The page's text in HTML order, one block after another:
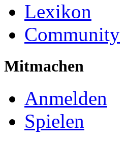
Lexikon
Community
Mitmachen
Anmelden
Spielen